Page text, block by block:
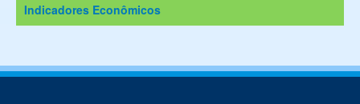
Indicadores Econômicos